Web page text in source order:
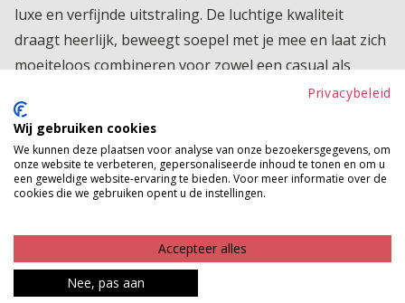
luxe en verfijnde uitstraling. De luchtige kwaliteit
draagt heerlijk, beweegt soepel met je mee en laat zich
moeiteloos combineren voor zowel een casual als
geklede look. Dankzij de kreukarme stof is deze rok
ook ideaal voor op reis: niet strijken en altijd verzorgd
voor de dag komen.
Product kenmerken
MAAK JE LOOK COMPLEET
Privacybeleid
Wij gebruiken cookies
We kunnen deze plaatsen voor analyse van onze bezoekersgegevens, om
onze website te verbeteren, gepersonaliseerde inhoud te tonen en om u
een geweldige website-ervaring te bieden. Voor meer informatie over de
cookies die we gebruiken opent u de instellingen.
Accepteer alles
Nee, pas aan